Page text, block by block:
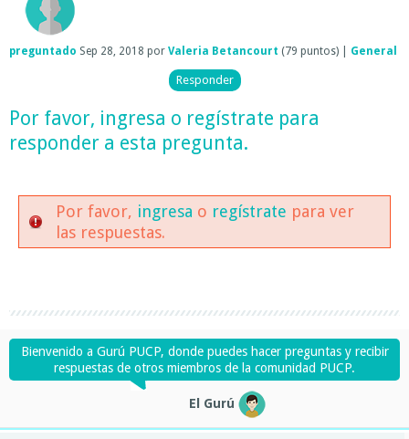
preguntado Sep 28, 2018 por Valeria Betancourt (79 puntos) General
Por favor, ingresa o regístrate para
responder a esta pregunta.
Por favor, ingresa o regístrate para ver
las respuestas.
Bienvenido a Gurú PUCP, donde puedes hacer preguntas y recibir
respuestas de otros miembros de la comunidad PUCP.
El Gurú